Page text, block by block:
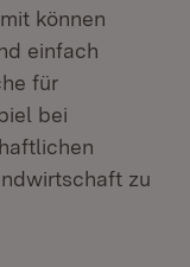
können
einfach
für
bei
zu